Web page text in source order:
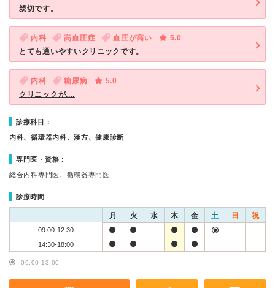
親切です。
内科 高血圧症 血圧が高い
5.0
とても通いやすいクリニックです。
内科 糖尿病
5.0
クリニックが....
診療科目：
内科、循環器内科、漢方、健康診断
専門医・資格：
総合内科専門医、循環器専門医
診療時間
月 火 水 木 金 土 日 祝
09:00-12:30
14:30-18:00
09:00-13:00